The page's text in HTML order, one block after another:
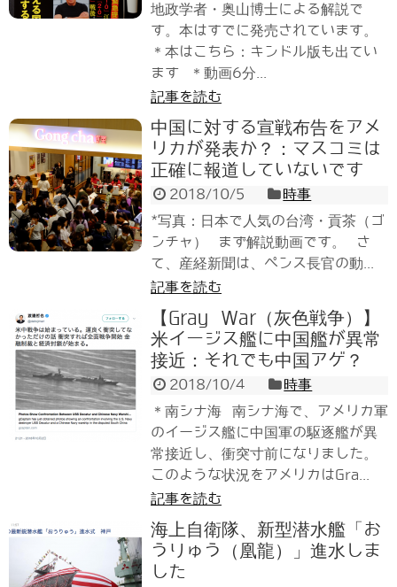
地政学者・奥山博士による解説で
す。本はすでに発売されています。
＊本はこちら：キンドル版も出てい
ます ＊動画6分...
記事を読む
中国に対する宣戦布告をアメ
リカが発表か？：マスコミは
正確に報道していないです
2018/10/5
時事
*写真：日本で人気の台湾・貢茶（ゴ
ンチャ） まず解説動画です。 さ
て、産経新聞は、ペンス長官の動...
記事を読む
【Gray War（灰色戦争）】
米イージス艦に中国艦が異常
接近：それでも中国アゲ？
2018/10/4
時事
＊南シナ海 南シナ海で、アメリカ軍
のイージス艦に中国軍の駆逐艦が異
常接近し、衝突寸前になりました。
このような状況をアメリカはGra...
記事を読む
海上自衛隊、新型潜水艦「お
うりゅう（凰龍）」進水しま
した